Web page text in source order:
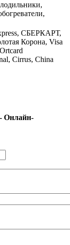
СБЕРКАРТ,
Корона, Visa
Cirrus, China
Онлайн-